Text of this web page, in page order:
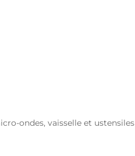
ondes, vaisselle et ustensiles